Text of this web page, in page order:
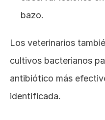
bazo.
Los veterinarios
cultivos bacterianos
antibiótico más
identificada.